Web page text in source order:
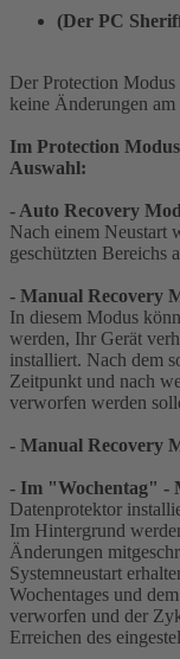
(Der PC
Der Protection
keine Änderungen
Im Protection
Auswahl:
- Auto Recovery
Nach einem Neustart
geschützten Bereichs
- Manual Recovery
In diesem Modus
werden, Ihr Gerät
installiert. Nach dem
Zeitpunkt und nach
verworfen werden
- Manual Recovery
- Im "Wochentag" -
Datenprotektor
Im Hintergrund
Änderungen
Systemneustart
Wochentages und
verworfen und der
Erreichen des